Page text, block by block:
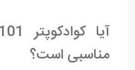
مناسبی است؟